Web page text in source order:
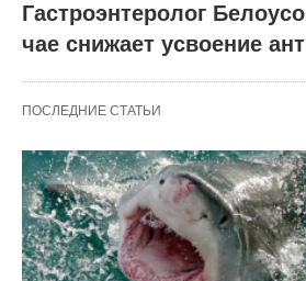
Гастроэнтеролог
чае снижает усвоение
ПОСЛЕДНИЕ СТАТЬИ